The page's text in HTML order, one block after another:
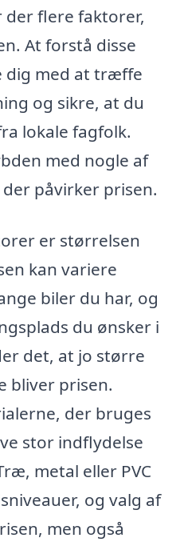
der flere faktorer,
At forstå disse
dig med at træffe
og sikre, at du
lokale fagfolk.
med nogle af
påvirker prisen.
er størrelsen
kan variere
biler du har, og
du ønsker i
det, at jo større
bliver prisen.
der bruges
stor indflydelse
metal eller PVC
og valg af
men også